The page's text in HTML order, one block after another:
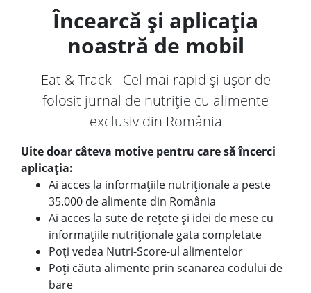
Încearcă și aplicația
noastră de mobil
Eat & Track - Cel mai rapid și ușor de
folosit jurnal de nutriție cu alimente
exclusiv din România
Uite doar câteva motive pentru care să încerci
aplicația:
Ai acces la informațiile nutriționale a peste
35.000 de alimente din România
Ai acces la sute de rețete și idei de mese cu
informațiile nutriționale gata completate
Poți vedea Nutri-Score-ul alimentelor
Poți căuta alimente prin scanarea codului de
bare